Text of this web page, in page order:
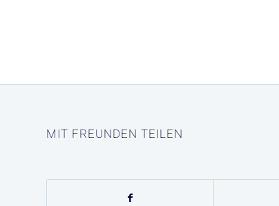
MIT FREUNDEN TEILEN